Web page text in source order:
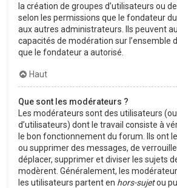
la création de groupes d’utilisateurs ou
selon les permissions que le fondateur
aux autres administrateurs. Ils peuvent
capacités de modération sur l’ensemble
que le fondateur a autorisé.
Haut
Que sont les modérateurs ?
Les modérateurs sont des utilisateurs
d’utilisateurs) dont le travail consiste à
le bon fonctionnement du forum. Ils ont
ou supprimer des messages, de
déplacer, supprimer et diviser les sujets
modèrent. Généralement, les
les utilisateurs partent en hors-sujetou